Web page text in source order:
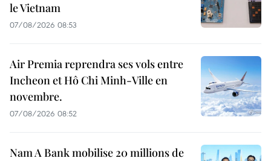
le Vietnam
07/08/2026 08:53
Air Premia reprendra ses vols entre
Incheon et Hô Chi Minh-Ville en
novembre.
07/08/2026 08:52
Nam A Bank mobilise 20 millions de